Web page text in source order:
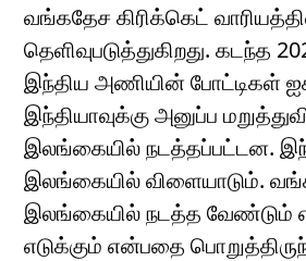
வங்கதேச கிரிக்கெட்
தெளிவுபடுத்துகிறது. கடந்த
இந்திய அணியின் போட்டிகள்
இந்தியாவுக்கு அனுப்ப
இலங்கையில் நடத்தப்பட்டன.
இலங்கையில் விளையாடும்.
இலங்கையில் நடத்த வேண்டும்
எடுக்கும் என்பதை